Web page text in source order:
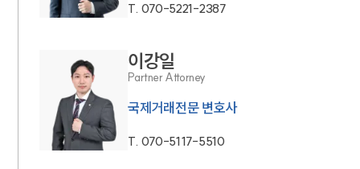
T. 070-5221-2387
이강일
Partner Attorney
국제거래전문 변호사
T. 070-5117-5510